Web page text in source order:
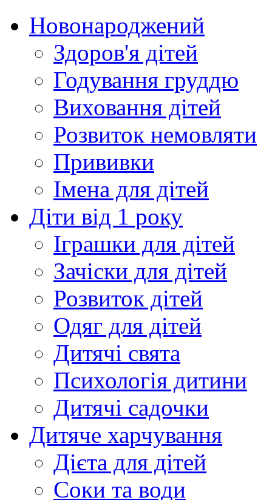
Новонароджений
Здоров'я дітей
Годування груддю
Виховання дітей
Розвиток немовляти
Прививки
Імена для дітей
Діти від 1 року
Іграшки для дітей
Зачіски для дітей
Розвиток дітей
Одяг для дітей
Дитячі свята
Психологія дитини
Дитячі садочки
Дитяче харчування
Дієта для дітей
Соки та води